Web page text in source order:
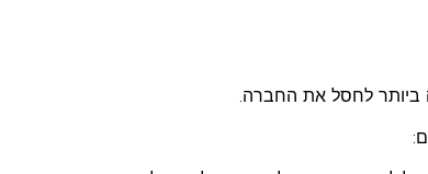
ביותר לחסל את החברה.